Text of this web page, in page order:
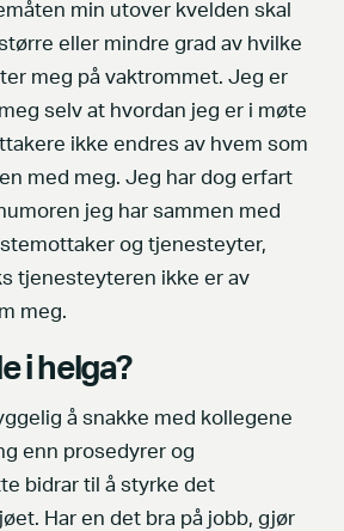
min utover kvelden skal
eller mindre grad av hvilke
meg på vaktrommet. Jeg er
selv at hvordan jeg er i møte
ikke endres av hvem som
med meg. Jeg har dog erfart
jeg har sammen med
og tjenesteyter,
tjenesteyteren ikke er av
meg.
i helga?
å snakke med kollegene
enn prosedyrer og
bidrar til å styrke det
Har en det bra på jobb, gjør